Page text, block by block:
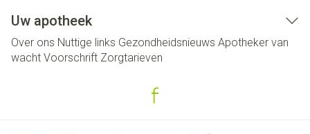
Uw apotheek
Over ons Nuttige links Gezondheidsnieuws Apotheker van
wacht Voorschrift Zorgtarieven